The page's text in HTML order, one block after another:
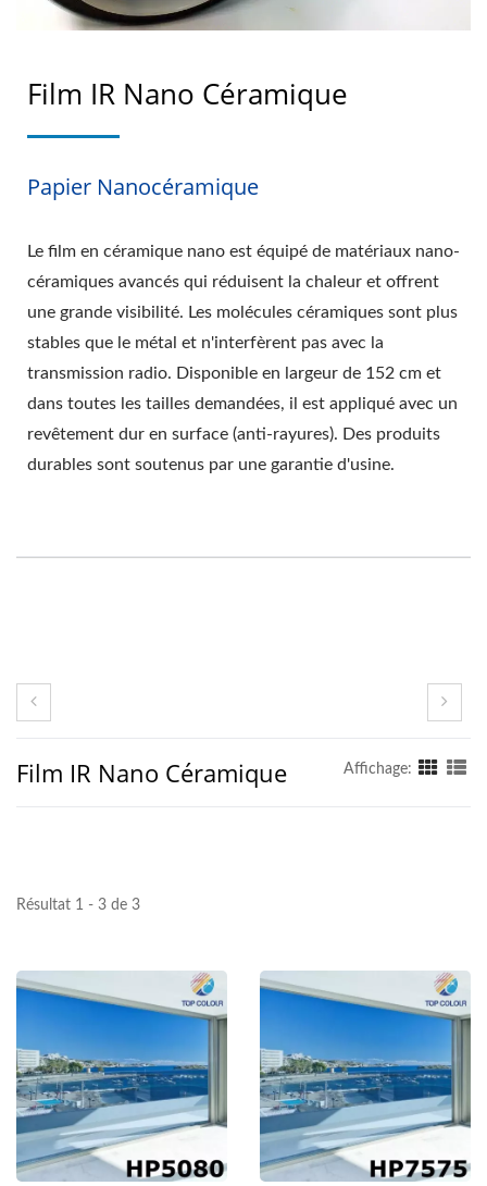
Film IR Nano Céramique
Papier Nanocéramique
Le film en céramique nano est équipé de matériaux nano-
céramiques avancés qui réduisent la chaleur et offrent
une grande visibilité. Les molécules céramiques sont plus
stables que le métal et n'interfèrent pas avec la
transmission radio. Disponible en largeur de 152 cm et
dans toutes les tailles demandées, il est appliqué avec un
revêtement dur en surface (anti-rayures). Des produits
durables sont soutenus par une garantie d'usine.
Film IR Nano Céramique Affichage:
Résultat 1 - 3 de 3